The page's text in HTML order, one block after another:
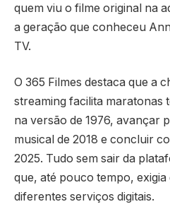
quem viu o filme original na
a geração que conheceu
TV.
O 365 Filmes destaca que a
streaming facilita maratonas
na versão de 1976, avançar
musical de 2018 e concluir
2025. Tudo sem sair da
que, até pouco tempo,
diferentes serviços digitais.